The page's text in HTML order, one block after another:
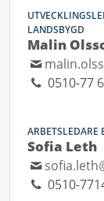
LANDSBYGD
Malin
0510-77
ARBETSLEDARE
Sofia Leth
0510-